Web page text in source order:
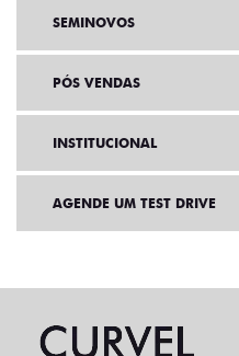
SEMINOVOS
PÓS VENDAS
INSTITUCIONAL
AGENDE UM TEST DRIVE